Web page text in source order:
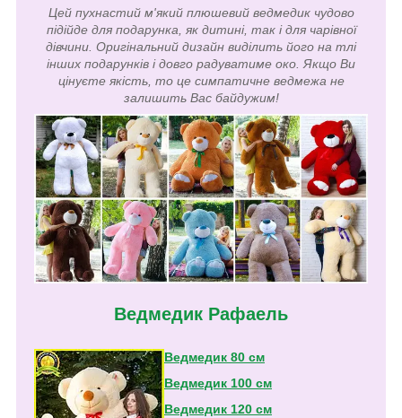
Цей пухнастий м'який плюшевий ведмедик чудово
підійде для подарунка, як дитині, так і для чарівної
дівчини. Оригінальний дизайн виділить його на тлі
інших подарунків і довго радуватиме око. Якщо Ви
цінуєте якість, то це симпатичне ведмежа не
залишить Вас байдужим!
Ведмедик Рафаель
Ведмедик 80 см
Ведмедик 100 см
Ведмедик 120 см